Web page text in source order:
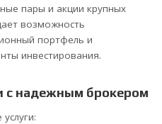
пары и акции крупных
возможность
портфель и
инвестирования.
с надежным брокером